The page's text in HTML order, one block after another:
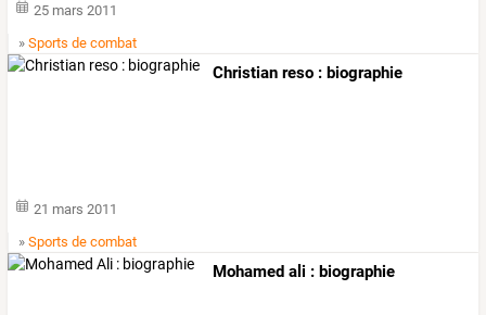
25 mars 2011
»Sports de combat
Christian reso : biographie
21 mars 2011
»Sports de combat
Mohamed ali : biographie